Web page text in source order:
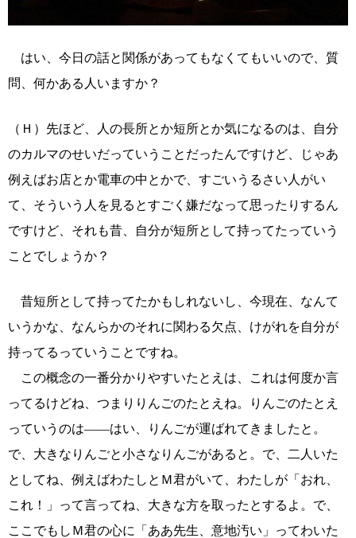
はい、今日の話と関係があってもなくてもいいので、質
問、何かある人いますか？
（Ｈ）先ほど、人の長所とか短所とか気になるのは、自分
のカルマのせいだっていうことだったんですけど、じゃあ
例えばお店とか電車の中とかで、すごいうるさい人がい
て、そういう人を見るとすごく嫌だなって思ったりするん
ですけど、それも昔、自分が短所として持ってたっていう
ことでしょうか？
昔短所として持ってたかもしれないし、今現在、なんて
いうかな、なんらかのそれに関わる欠点、けがれを自分が
持ってるっていうことですね。
この概念の一番分かりやすいたとえは、これは何度か言
ってるけどね、つまりりんごのたとえね。りんごのたとえ
っていうのは――はい、りんごが運ばれてきましたと。
で、大きなりんごと小さなりんごがあると。で、二人いた
としてね、例えばわたしとＭ君がいて、わたしが「おれ、
これ！」って言ってね、大きな方を取ったとするよ。で、
ここでもしＭ君の心に「ああ先生、意地汚い」ってわいた